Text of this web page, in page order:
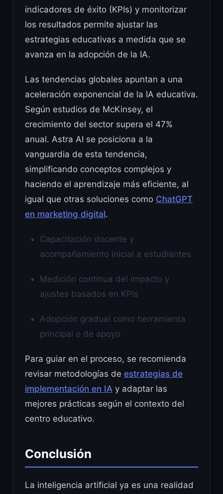
indicadores de éxito (KPIs) y monitorizar
los resultados permite ajustar las
estrategias educativas a medida que se
avanza en la adopción de la IA.
Las tendencias globales apuntan a una
aceleración exponencial de la IA educativa.
Según estudios de McKinsey, el
crecimiento del sector supera el 47%
anual. Astra AI se posiciona a la
vanguardia de esta tendencia,
simplificando conceptos complejos y
haciendo el aprendizaje más eficiente, al
igual que otras soluciones como ChatGPT
en marketing digital.
Capacitación docente y
acompañamiento inicial a estudiantes
Medición continua del impacto y
ajustes basados en KPIs
Adopción gradual como herramienta
principal o de apoyo
Para guiar en el proceso, se recomienda
revisar metodologías de estrategias de
implementación en IA y adaptar las
mejores prácticas según el contexto del
centro educativo.
Conclusión
La inteligencia artificial ya es una realidad